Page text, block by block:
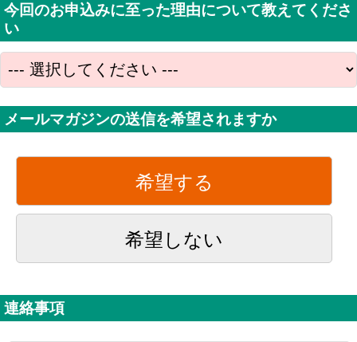
今回のお申込みに至った理由について教えてくださ
い
メールマガジンの送信を希望されますか
希望する
希望しない
連絡事項